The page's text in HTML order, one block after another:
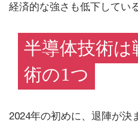
経済的な強さも低下してい
半導体技術は
術の1つ
2024年の初めに、退陣が決